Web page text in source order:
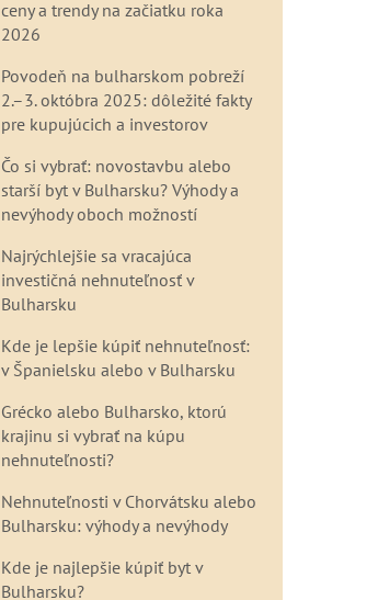
ceny a trendy na začiatku roka
2026
Povodeň na bulharskom pobreží
2.–3. októbra 2025: dôležité fakty
pre kupujúcich a investorov
Čo si vybrať: novostavbu alebo
starší byt v Bulharsku? Výhody a
nevýhody oboch možností
Najrýchlejšie sa vracajúca
investičná nehnuteľnosť v
Bulharsku
Kde je lepšie kúpiť nehnuteľnosť:
v Španielsku alebo v Bulharsku
Grécko alebo Bulharsko, ktorú
krajinu si vybrať na kúpu
nehnuteľnosti?
Nehnuteľnosti v Chorvátsku alebo
Bulharsku: výhody a nevýhody
Kde je najlepšie kúpiť byt v
Bulharsku?